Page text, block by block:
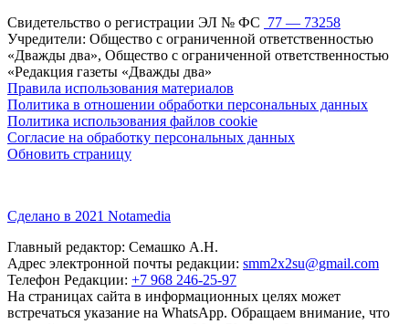
Свидетельство о регистрации ЭЛ № ФС 77 — 73258
Учредители: Общество с ограниченной ответственностью
«Дважды два», Общество с ограниченной ответственностью
«Редакция газеты «Дважды два»
Правила использования материалов
Политика в отношении обработки персональных данных
Политика использования файлов cookie
Согласие на обработку персональных данных
Обновить страницу
Сделано в 2021 Notamedia
Главный редактор: Семашко А.Н.
Адрес электронной почты редакции: smm2x2su@gmail.com
Телефон Редакции: +7 968 246-25-97
На страницах сайта в информационных целях может
встречаться указание на WhatsApp. Обращаем внимание, что